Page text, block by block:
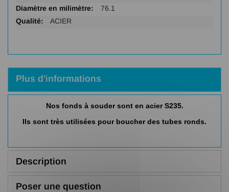
d'infos
76.1
ACIER
Plus d'informations
Nos fonds à souder sont en acier S235.
Ils sont très utilisées pour boucher des tubes ronds.
Description
Poser une question